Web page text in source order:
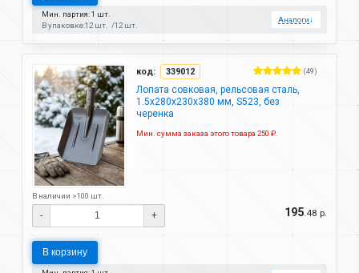
Мин. партия: 1 шт.
В упаковке:12 шт. 12 шт.
Аналоги↓
код: 339012 (49)
Лопата совковая, рельсовая сталь,
1.5х280х230х380 мм, S523, без
черенка
Мин. сумма заказа этого товара 250 ₽.
В наличии >100 шт.
- + 195 .48 р.
В корзину